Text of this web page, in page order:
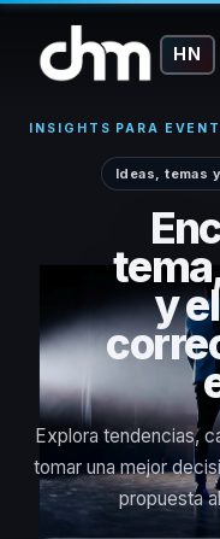
HN
INSIGHTS PARA
Ideas, temas
y
Explora tendencias,
tomar una mejor
propuesta